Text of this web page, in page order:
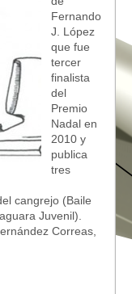
Fernando
J. López
que fue
tercer
finalista
del
Premio
Nadal en
2010 y
publica
tres
cangrejo (Baile
Juvenil).
Correas,